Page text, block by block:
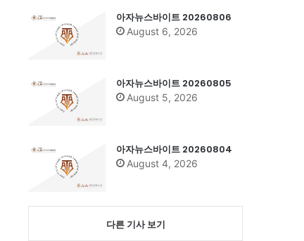
아자뉴스바이트 20260806
August 6, 2026
아자뉴스바이트 20260805
August 5, 2026
아자뉴스바이트 20260804
August 4, 2026
다른 기사 보기